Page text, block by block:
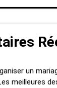
un
meilleures